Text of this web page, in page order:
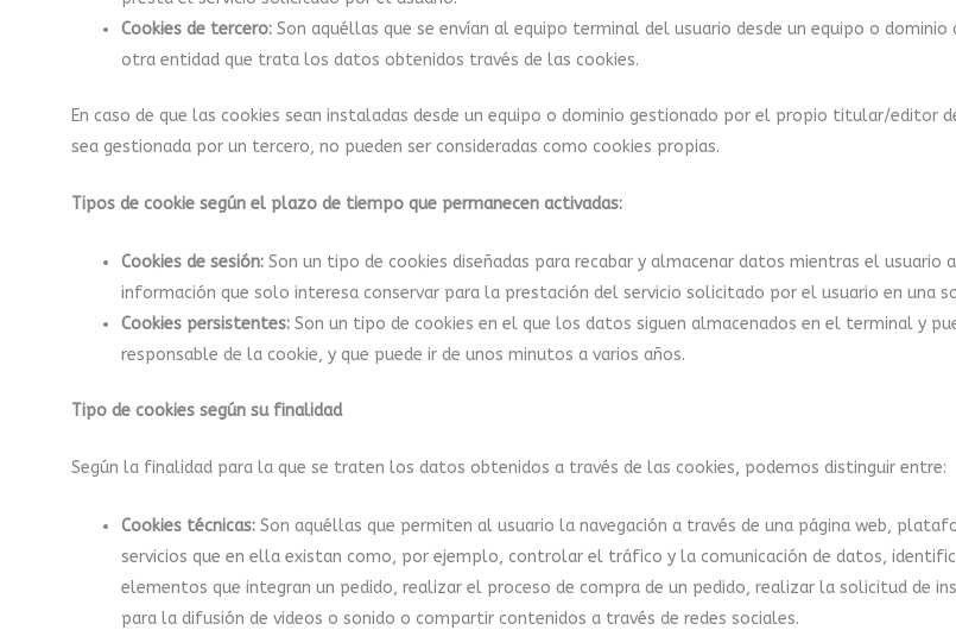
Cookies de tercero: Son aquéllas que se envían al equipo terminal del usuario desde un equipo o
otra entidad que trata los datos obtenidos través de las cookies.
En caso de que las cookies sean instaladas desde un equipo o dominio gestionado por el propio titular/editor
sea gestionada por un tercero, no pueden ser consideradas como cookies propias.
Tipos de cookie según el plazo de tiempo que permanecen activadas:
Cookies de sesión: Son un tipo de cookies diseñadas para recabar y almacenar datos mientras el usuario
información que solo interesa conservar para la prestación del servicio solicitado por el usuario en una
Cookies persistentes: Son un tipo de cookies en el que los datos siguen almacenados en el terminal y
responsable de la cookie, y que puede ir de unos minutos a varios años.
Tipo de cookies según su finalidad
Según la finalidad para la que se traten los datos obtenidos a través de las cookies, podemos distinguir entre:
Cookies técnicas: Son aquéllas que permiten al usuario la navegación a través de una página web,
servicios que en ella existan como, por ejemplo, controlar el tráfico y la comunicación de datos,
elementos que integran un pedido, realizar el proceso de compra de un pedido, realizar la solicitud de
para la difusión de videos o sonido o compartir contenidos a través de redes sociales.